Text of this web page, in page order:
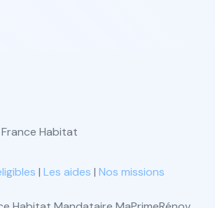
| Les aides | Nos missions